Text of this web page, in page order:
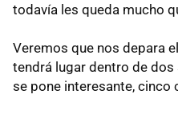
todavía les queda mucho
Veremos que nos depara
tendrá lugar dentro de
se pone interesante, cinco